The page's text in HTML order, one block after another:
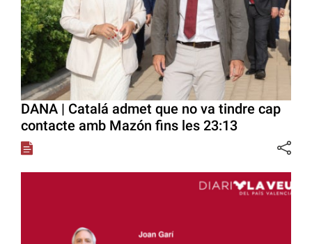
DANA | Catalá admet que no va tindre cap
contacte amb Mazón fins les 23:13